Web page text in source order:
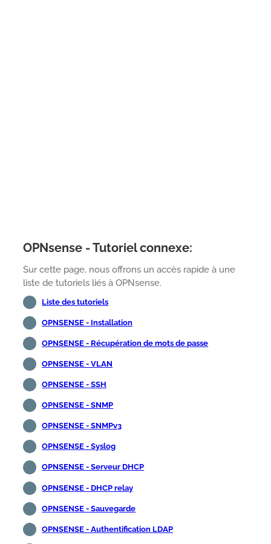
OPNsense - Tutoriel connexe:
Sur cette page, nous offrons un accès rapide à une
liste de tutoriels liés à OPNsense.
Liste des tutoriels
OPNSENSE - Installation
OPNSENSE - Récupération de mots de passe
OPNSENSE - VLAN
OPNSENSE - SSH
OPNSENSE - SNMP
OPNSENSE - SNMPv3
OPNSENSE - Syslog
OPNSENSE - Serveur DHCP
OPNSENSE - DHCP relay
OPNSENSE - Sauvegarde
OPNSENSE - Authentification LDAP